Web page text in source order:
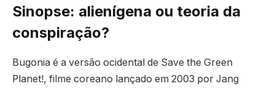
Sinopse: alienígena ou teoria da
conspiração?
Bugonia é a versão ocidental de Save the Green
Planet!, filme coreano lançado em 2003 por Jang